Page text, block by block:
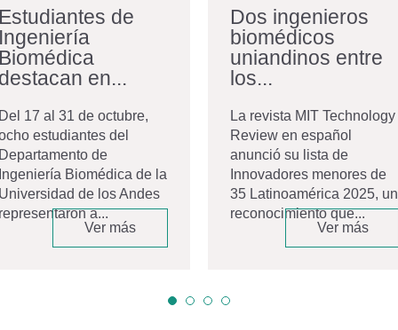
Estudiantes de
Ingeniería
Biomédica
destacan en...
Del 17 al 31 de octubre,
estudiantes del
Departamento de
Ingeniería Biomédica de la
Universidad de los Andes
representaron a...
Ver más
Dos ingenieros
biomédicos
uniandinos entre
los...
La revista MIT Technology
Review en español
anunció su lista de
Innovadores menores de
35 Latinoamérica 2025, un
reconocimiento que...
Ver más